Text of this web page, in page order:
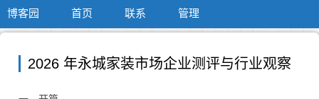
博客园 首页 联系 管理
2026 年永城家装市场企业测评与行业观察